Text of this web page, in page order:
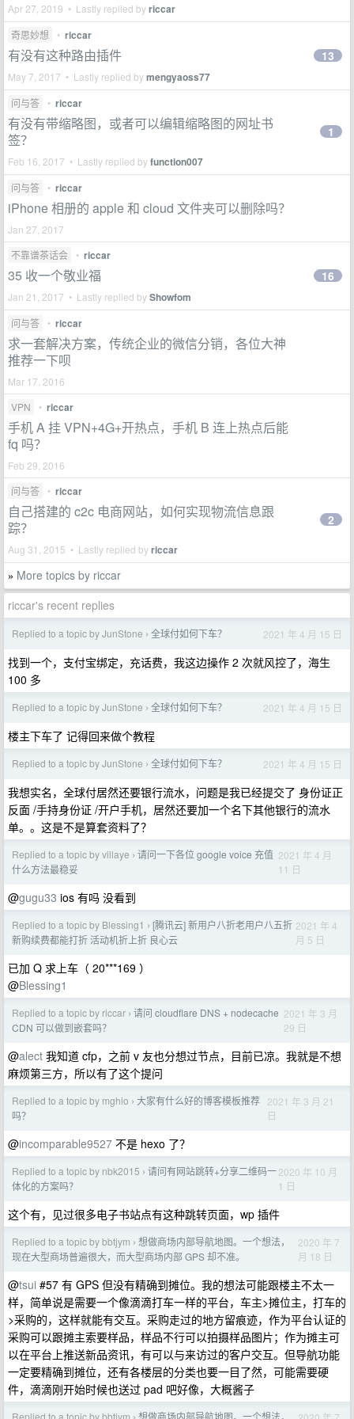
Apr 27, 2019 • Lastly replied byriccar
奇思妙想 • riccar
有没有这种路由插件
May 7, 2017 • Lastly replied bymengyaoss77
13
问与答 • riccar
有没有带缩略图，或者可以编辑缩略图的网址书
签？
Feb 16, 2017 • Lastly replied byfunction007
1
问与答 • riccar
iPhone 相册的 apple 和 cloud 文件夹可以删除吗？
Jan 27, 2017
不靠谱茶话会
• riccar
35 收一个敬业福
Jan 21, 2017 • Lastly replied byShowfom
16
问与答 • riccar
求一套解决方案，传统企业的微信分销，各位大神
推荐一下呗
Mar 17, 2016
VPN
• riccar
手机 A 挂 VPN+4G+开热点，手机 B 连上热点后能
fq 吗？
Feb 29, 2016
问与答
• riccar
自己搭建的 c2c 电商网站，如何实现物流信息跟
踪？
Aug 31, 2015 • Lastly replied byriccar
2
» More topics by riccar
riccar's recent replies
Replied to a topic by JunStone › 全球付如何下车？ 2021 年 4 月 15 日
找到一个，支付宝绑定，充话费，我这边操作 2 次就风控了，海生
100 多
Replied to a topic by JunStone › 全球付如何下车？ 2021 年 4 月 15 日
楼主下车了 记得回来做个教程
Replied to a topic by JunStone › 全球付如何下车？ 2021 年 4 月 15 日
我想实名，全球付居然还要银行流水，问题是我已经提交了 身份证正
反面 /手持身份证 /开户手机，居然还要加一个名下其他银行的流水
单。。这是不是算套资料了？
Replied to a topic by villaye › 请问一下各位 google voice 充值
什么方法最稳妥
2021 年 4 月
11 日
@gugu33 ios 有吗 没看到
Replied to a topic by Blessing1 › [腾讯云] 新用户八折老用户八五折
新购续费都能打折 活动机折上折 良心云
2021 年 4
月 5 日
已加 Q 求上车（ 20***169 ）
@Blessing1
Replied to a topic by riccar › 请问 cloudflare DNS + nodecache
CDN 可以做到嵌套吗？
2021 年 3 月
29 日
@alect 我知道 cfp，之前 v 友也分想过节点，目前已凉。我就是不想
麻烦第三方，所以有了这个提问
Replied to a topic by mghio › 大家有什么好的博客模板推荐
吗？
2021 年 3 月 21
日
@incomparable9527 不是 hexo 了？
Replied to a topic by nbk2015 › 请问有网站跳转+分享二维码一
体化的方案吗？
2020 年 10 月
1 日
这个有，见过很多电子书站点有这种跳转页面，wp 插件
Replied to a topic by bbtjym › 想做商场内部导航地图。一个想法，
现在大型商场普遍很大，而大型商场内部 GPS 却不准。
2020 年 7
月 18 日
@tsui #57 有 GPS 但没有精确到摊位。我的想法可能跟楼主不太一
样，简单说是需要一个像滴滴打车一样的平台，车主>摊位主，打车的
>采购的，这样就能有交互。采购走过的地方留痕迹，作为平台认证的
采购可以跟摊主索要样品，样品不行可以拍摄样品图片；作为摊主可
以在平台上推送新品资讯，有可以与来访过的客户交互。但导航功能
一定要精确到摊位，还有各楼层的分类也要一目了然，可能需要硬
件，滴滴刚开始时候也送过 pad 吧好像，大概酱子
Replied to a topic by bbtjym 想做商场内部导航地图。一个想法，